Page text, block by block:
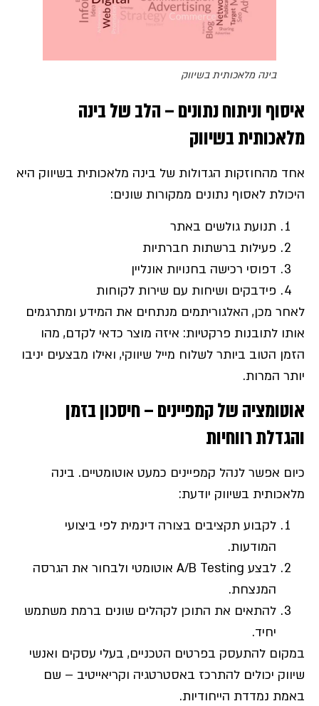
בינה מלאכותית בשיווק
איסוף וניתוח נתונים – הלב של בינה
מלאכותית בשיווק
אחד מהחוזקות הגדולות של בינה מלאכותית בשיווק היא
היכולת לאסוף נתונים ממקורות שונים:
תנועת גולשים באתר
פעילות ברשתות חברתיות
דפוסי רכישה בחנויות אונליין
פידבקים ושיחות עם שירות לקוחות
לאחר מכן, האלגוריתמים מנתחים את המידע ומתרגמים
אותו לתובנות פרקטיות: איזה מוצר כדאי לקדם, מהו
הזמן הטוב ביותר לשלוח מייל שיווקי, ואילו מבצעים יניבו
יותר המרות.
אוטומציה של קמפיינים – חיסכון בזמן
והגדלת רווחיות
כיום אפשר לנהל קמפיינים כמעט אוטומטיים. בינה
מלאכותית בשיווק יודעת:
לקבוע תקציבים בצורה דינמית לפי ביצועי
המודעות.
לבצע A/B Testing אוטומטי ולבחור את הגרסה
המנצחת.
להתאים את התוכן לקהלים שונים ברמת משתמש
יחיד.
במקום להתעסק בפרטים הטכניים, בעלי עסקים ואנשי
שיווק יכולים להתרכז באסטרטגיה וקריאייטיב – שם
באמת נמדדת הייחודיות.